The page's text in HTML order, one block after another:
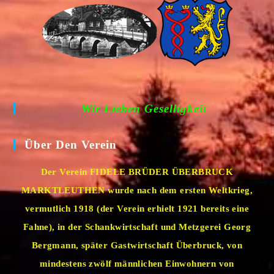
Wir Lieben Geselligkeit
Über Den Verein
Der Verein FIDELE BRÜDER ÜBERBRUCK
MARKTLEUTHEN wurde nach dem ersten Weltkrieg,
vermutlich 1918 (der Verein erhielt 1921 bereits eine
Fahne), in der Schankwirtschaft und Metzgerei Georg
Bergmann, später Gastwirtschaft Überbruck, von
mindestens zwölf männlichen Einwohnern von